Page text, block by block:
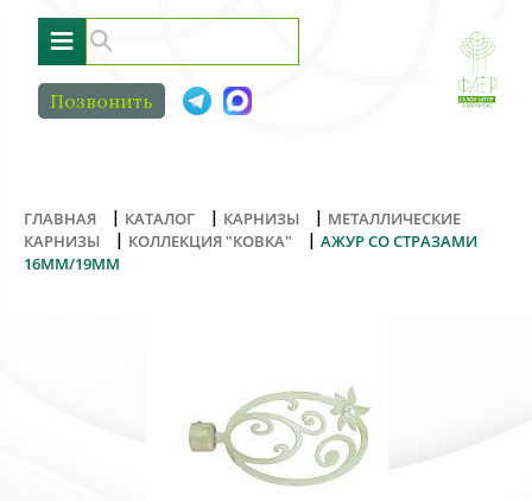
≡
Позвонить
ГЛАВНАЯ | КАТАЛОГ | КАРНИЗЫ | МЕТАЛЛИЧЕСКИЕ
КАРНИЗЫ
| КОЛЛЕКЦИЯ "КОВКА" | АЖУР СО СТРАЗАМИ
16ММ/19ММ